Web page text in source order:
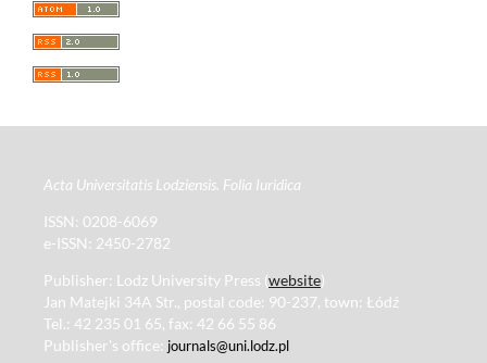
Acta Universitatis Lodziensis. Folia Iuridica
ISSN: 0208-6069
e-ISSN: 2450-2782
Publisher: Lodz University Press (website)
Jan Matejki 34A Str., postal code: 90-237, town: Łódź
Tel.: 42 235 01 65, fax: 42 66 55 86
Publisher's office: journals@uni.lodz.pl